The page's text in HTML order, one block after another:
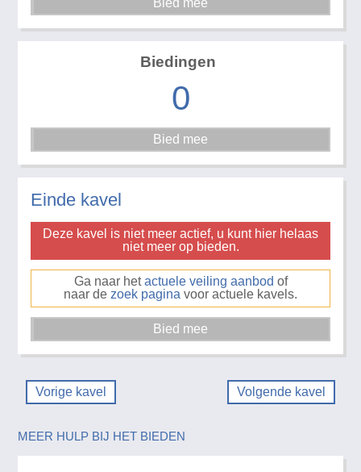
Biedingen
0
Einde kavel
Deze kavel is niet meer actief, u kunt hier helaas
niet meer op bieden.
Ga naar hetactuele veiling aanbod of
naar de zoek pagina voor actuele kavels.
Vorige kavel Volgende kavel
MEER HULP BIJ HET BIEDEN